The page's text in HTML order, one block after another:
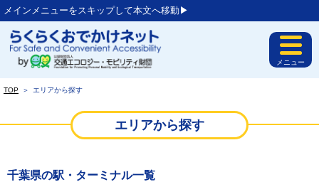
メインメニューをスキップして本文へ移動▶︎
メニュー
TOP ＞ エリアから探す
エリアから探す
千葉県の駅・ターミナル一覧